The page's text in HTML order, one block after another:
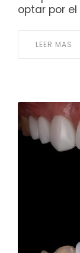
optar por
LEER MAS